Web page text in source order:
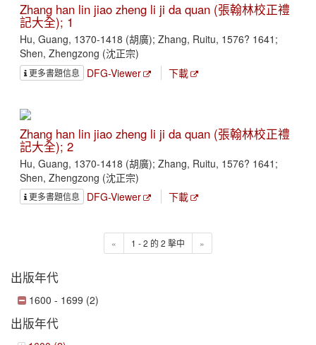
Zhang han lin jiao zheng li ji da quan (張翰林校正禮
記大全); 1
Hu, Guang, 1370-1418 (胡廣); Zhang, Ruitu, 1576? 1641;
Shen, Zhengzong (沈正宗)
更多書題信息 DFG-Viewer 下載
Zhang han lin jiao zheng li ji da quan (張翰林校正禮
記大全); 2
Hu, Guang, 1370-1418 (胡廣); Zhang, Ruitu, 1576? 1641;
Shen, Zhengzong (沈正宗)
更多書題信息 DFG-Viewer 下載
« 1 - 2 的 2 擊中 »
出版年代
1600 - 1699 (2)
出版年代